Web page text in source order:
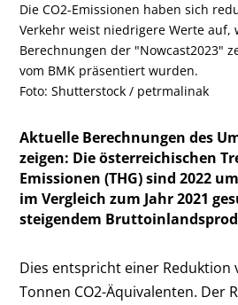
Die CO2-Emissionen haben sich
Verkehr weist niedrigere Werte auf,
Berechnungen der "Nowcast2023"
vom BMK präsentiert wurden.
Foto: Shutterstock / petrmalinak
Aktuelle Berechnungen des
zeigen: Die österreichischen
Emissionen (THG) sind 2022
im Vergleich zum Jahr 2021
steigendem
Dies entspricht einer Reduktion
Tonnen CO2-Äquivalenten. Der